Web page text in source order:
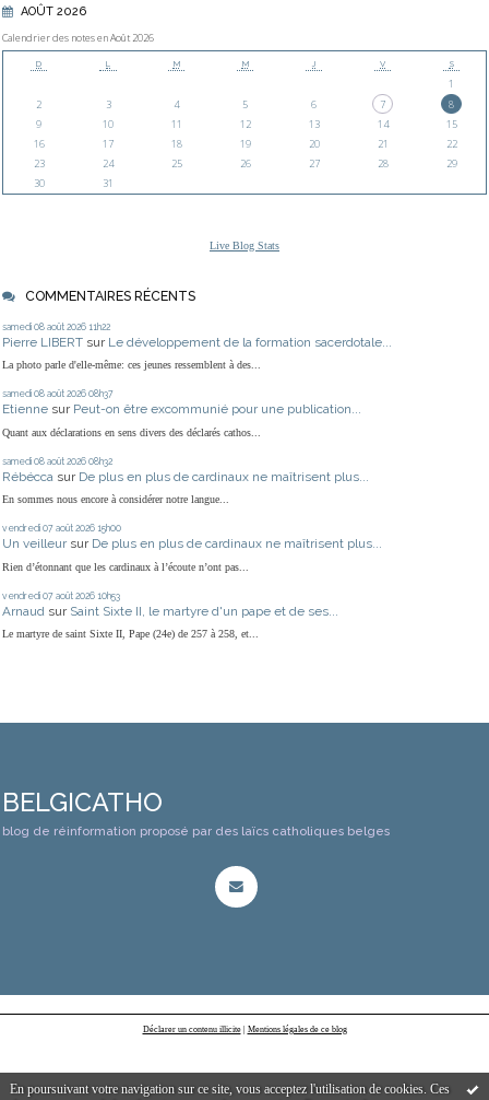
En poursuivant votre navigation sur ce site, vous acceptez l'utilisation de cookies. Ces
AOÛT 2026
Calendrier des notes en Août 2026
D L M M J V S
1
2
3 4 5 6 7
8
9
10 11 12 13 14
15
16
17 18 19 20 21
22
23
24 25 26 27 28
29
30
31
Live Blog Stats
COMMENTAIRES RÉCENTS
samedi 08 août 2026 11h22
Pierre LIBERT sur Le développement de la formation sacerdotale...
La photo parle d'elle-même: ces jeunes ressemblent à des...
samedi 08 août 2026 08h37
Etienne sur Peut-on être excommunié pour une publication...
Quant aux déclarations en sens divers des déclarés cathos...
samedi 08 août 2026 08h32
Rébécca sur De plus en plus de cardinaux ne maîtrisent plus...
En sommes nous encore à considérer notre langue...
vendredi 07 août 2026 15h00
Un veilleur sur De plus en plus de cardinaux ne maîtrisent plus...
Rien d’étonnant que les cardinaux à l’écoute n’ont pas...
vendredi 07 août 2026 10h53
Arnaud sur Saint Sixte II, le martyre d'un pape et de ses...
Le martyre de saint Sixte II, Pape (24e) de 257 à 258, et...
BELGICATHO
blog de réinformation proposé par des laïcs catholiques belges
Déclarer un contenu illicite| Mentions légales de ce blog